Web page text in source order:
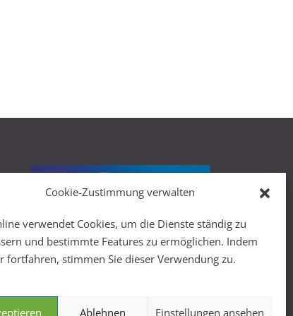
Cookie-Zustimmung verwalten
verwendet Cookies, um die Dienste ständig zu
und bestimmte Features zu ermöglichen. Indem
fortfahren, stimmen Sie dieser Verwendung zu.
Ablehnen Einstellungen ansehen